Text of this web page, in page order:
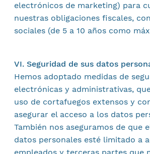
electrónicos de marketing) para
nuestras obligaciones fiscales,
sociales (de 5 a 10 años como
VI. Seguridad de sus datos
Hemos adoptado medidas de
electrónicas y administrativas,
uso de cortafuegos extensos y
asegurar el acceso a los datos
También nos aseguramos de que
datos personales esté limitado a